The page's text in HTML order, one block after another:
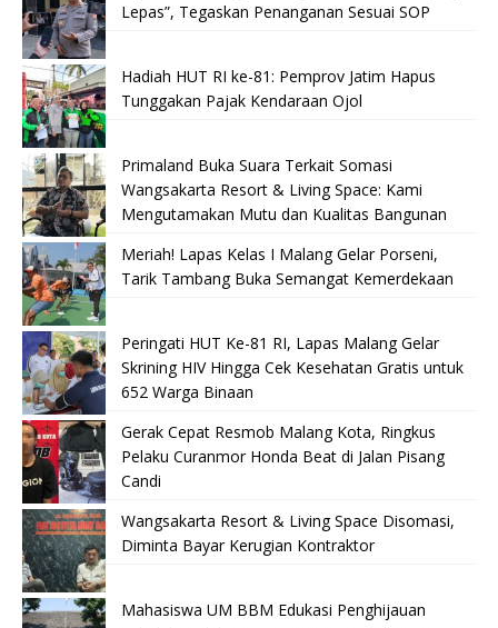
Lepas”, Tegaskan Penanganan Sesuai SOP
Hadiah HUT RI ke-81: Pemprov Jatim Hapus
Tunggakan Pajak Kendaraan Ojol
Primaland Buka Suara Terkait Somasi
Wangsakarta Resort & Living Space: Kami
Mengutamakan Mutu dan Kualitas Bangunan
Meriah! Lapas Kelas I Malang Gelar Porseni,
Tarik Tambang Buka Semangat Kemerdekaan
Peringati HUT Ke-81 RI, Lapas Malang Gelar
Skrining HIV Hingga Cek Kesehatan Gratis untuk
652 Warga Binaan
Gerak Cepat Resmob Malang Kota, Ringkus
Pelaku Curanmor Honda Beat di Jalan Pisang
Candi
Wangsakarta Resort & Living Space Disomasi,
Diminta Bayar Kerugian Kontraktor
Mahasiswa UM BBM Edukasi Penghijauan